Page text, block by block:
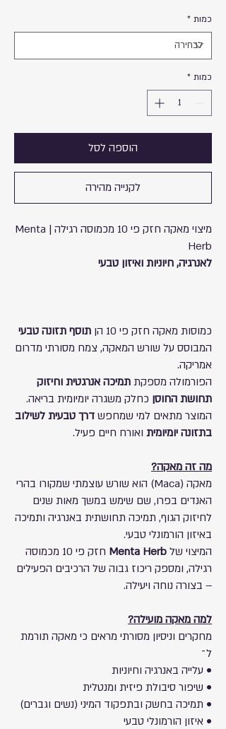
כמות *
כמות *
הוספה לסל
לקנייה מהירה
מיצוי מאקה חזק פי 10 מכמוסה רגילה | Menta
Herb
לאנרגיה, חיוניות ואיזון טבעי
כמוסות מאקה חזק פי 10 הן
תוסף תזונה טבעי
המבוסס על שורש המאקה, צמח מסורתי מדרום
אמריקה.
הפורמולה מספקת תמיכה אנרגטית וחיזוק
תחושת החוסן כחלק משגרה יומיומית בריאה.
המוצר מתאים למי שמחפש דרך טבעית לשילוב
בתזונה יומיומית ואורח חיים פעיל.
מה זה מאקה?
מאקה (Maca) הוא שורש עוצמתי שמקורו בהרי
האנדים בפרו, שם שימש במשך מאות שנים
לחיזוק הגוף, תמיכה תחושתית באנרגיה ותמיכה
באיזון הורמונלי טבעי.
המיצוי של Menta Herb
חזק פי 10 מכמוסה
רגילה, ומספק ריכוז גבוה של הרכיבים הפעילים
– בצורה נוחה ויעילה.
למה מאקה מועילה?
מחקרים וניסיון מסורתי מראים כי מאקה תורמת
ל־
• עלייה באנרגיה וחיוניות
• שיפור סיבולת פיזית ומנטלית
• תמיכה בחשק ובתפקוד המיני (נשים וגברים)
• איזון הורמונלי טבעי